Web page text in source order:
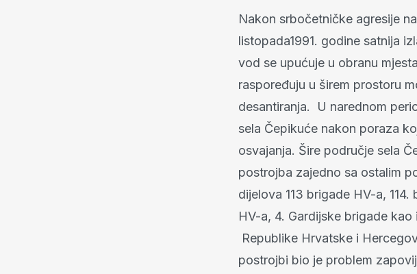
Nakon srbočetničke agresije
listopada1991. godine satnija
vod se upućuje u obranu
raspoređuju u širem prostoru
desantiranja. U narednom
sela Čepikuće nakon poraza
osvajanja. Šire područje sela
postrojba zajedno sa ostalim
dijelova 113 brigade HV-a,
HV-a, 4. Gardijske brigade
Republike Hrvatske i
postrojbi bio je problem